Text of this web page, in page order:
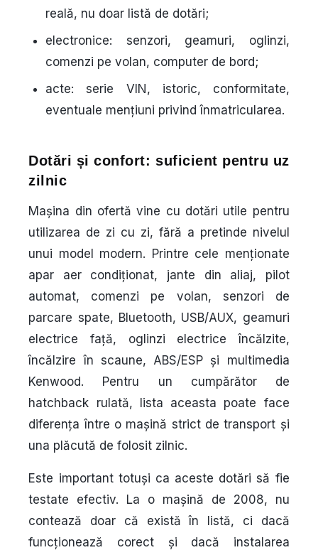
reală, nu doar listă de dotări;
electronice: senzori, geamuri, oglinzi,
comenzi pe volan, computer de bord;
acte: serie VIN, istoric, conformitate,
eventuale mențiuni privind înmatricularea.
Dotări și confort: suficient pentru uz
zilnic
Mașina din ofertă vine cu dotări utile pentru
utilizarea de zi cu zi, fără a pretinde nivelul
unui model modern. Printre cele menționate
apar aer condiționat, jante din aliaj, pilot
automat, comenzi pe volan, senzori de
parcare spate, Bluetooth, USB/AUX, geamuri
electrice față, oglinzi electrice încălzite,
încălzire în scaune, ABS/ESP și multimedia
Kenwood. Pentru un cumpărător de
hatchback rulată, lista aceasta poate face
diferența între o mașină strict de transport și
una plăcută de folosit zilnic.
Este important totuși ca aceste dotări să fie
testate efectiv. La o mașină de 2008, nu
contează doar că există în listă, ci dacă
funcționează corect și dacă instalarea